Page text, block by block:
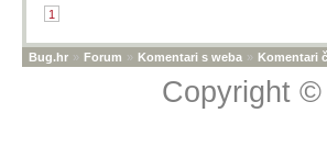
1
Bug.hr » Forum » Komentari s weba » Komentari
Copyright